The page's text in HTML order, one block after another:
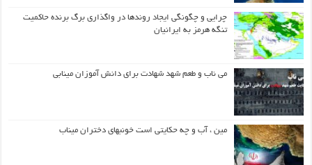
چرایی و چگونگی ایجاد روندها در واگذاری برگ برنده حاکمیت
تنگه هرمز به ایرانیان
می ناب و طعم شهد شهادت برای دانش آموزان مینابی
مین ، آب و چه حکایتی است خونبهای دختران میناب